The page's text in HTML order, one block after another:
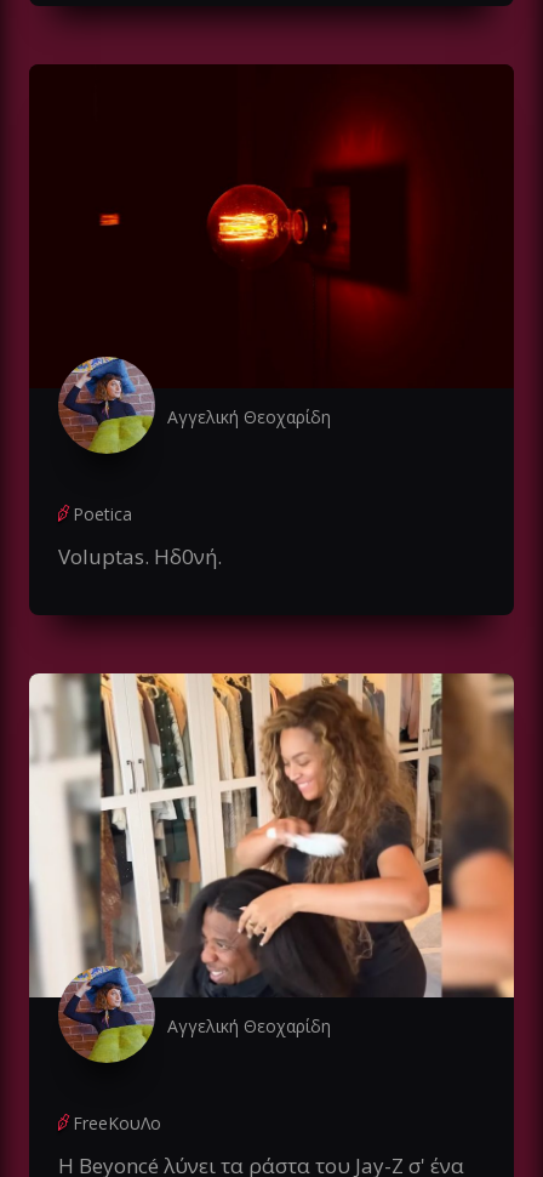
Αγγελική Θεοχαρίδη
Poetica
Voluptas. Ηδ0νή.
Αγγελική Θεοχαρίδη
FreeΚουΛο
Η Beyoncé λύνει τα ράστα του Jay-Z σ' ένα